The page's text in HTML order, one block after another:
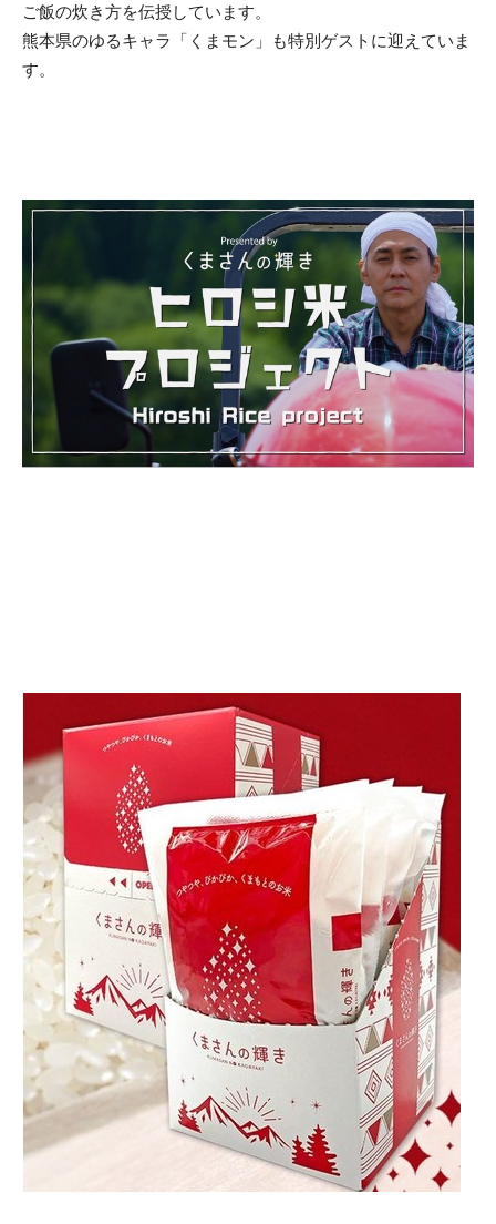
ご飯の炊き方を伝授しています。
熊本県のゆるキャラ「くまモン」も特別ゲストに迎えていま
す。